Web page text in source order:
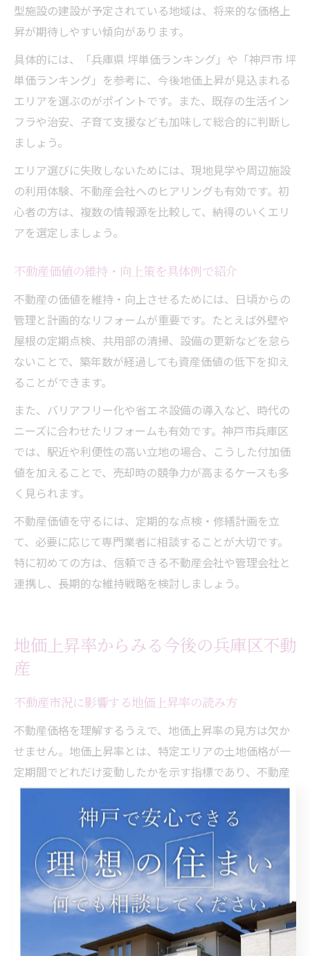
型施設の建設が予定されている地域は、将来的な価格上
昇が期待しやすい傾向があります。
具体的には、「兵庫県 坪単価ランキング」や「神戸市 坪
単価ランキング」を参考に、今後地価上昇が見込まれる
エリアを選ぶのがポイントです。また、既存の生活イン
フラや治安、子育て支援なども加味して総合的に判断し
ましょう。
エリア選びに失敗しないためには、現地見学や周辺施設
の利用体験、不動産会社へのヒアリングも有効です。初
心者の方は、複数の情報源を比較して、納得のいくエリ
アを選定しましょう。
不動産価値の維持・向上策を具体例で紹介
不動産の価値を維持・向上させるためには、日頃からの
管理と計画的なリフォームが重要です。たとえば外壁や
屋根の定期点検、共用部の清掃、設備の更新などを怠ら
ないことで、築年数が経過しても資産価値の低下を抑え
ることができます。
また、バリアフリー化や省エネ設備の導入など、時代の
ニーズに合わせたリフォームも有効です。神戸市兵庫区
では、駅近や利便性の高い立地の場合、こうした付加価
値を加えることで、売却時の競争力が高まるケースも多
く見られます。
不動産価値を守るには、定期的な点検・修繕計画を立
て、必要に応じて専門業者に相談することが大切です。
特に初めての方は、信頼できる不動産会社や管理会社と
連携し、長期的な維持戦略を検討しましょう。
地価上昇率からみる今後の兵庫区不動
産
不動産市況に影響する地価上昇率の読み方
不動産価格を理解するうえで、地価上昇率の見方は欠か
せません。地価上昇率とは、特定エリアの土地価格が一
定期間でどれだけ変動したかを示す指標であり、不動産
市況全体の動向を読み解く際の重要な情報源となりま
地価上昇率が高いほど、その地域への投資や居住の需要
が高まっている傾向があります。兵庫県神戸市兵庫区で
も、駅周辺の再開発や交通インフラの強化が進むと、地
価上昇率が上がりやすい傾向が見られます。たとえば、
駅徒歩圏内の新築マンションや利便性の高い地域では、
地価上昇率が周辺より高くなるケースが多く、不動産の